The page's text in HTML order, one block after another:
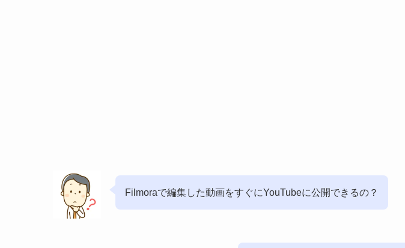
Filmoraで編集した動画をすぐにYouTubeに公開できるの？